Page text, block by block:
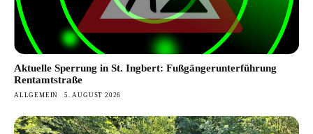
Aktuelle Sperrung in St. Ingbert: Fußgängerunterführung
Rentamtstraße
ALLGEMEIN 5. AUGUST 2026